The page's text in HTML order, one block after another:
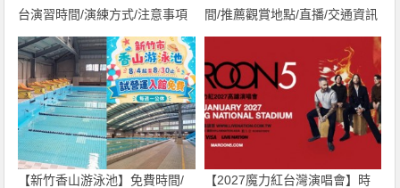
台演習時間/演練方式/注意事項
一次看！
間/推薦觀賞地點/直播/交通資訊
一次看！
【新竹香山游泳池】免費時間/
【2027魔力紅台灣演唱會】時